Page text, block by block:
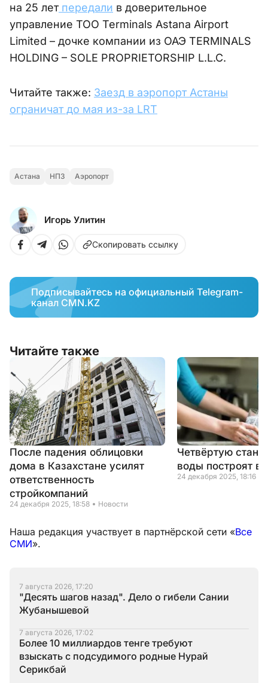
на 25 летпередали в доверительное
управление ТОО Terminals Astana Airport
Limited – дочке компании из ОАЭ TERMINALS
HOLDING – SOLE PROPRIETORSHIP L.L.C.
Читайте также: Заезд в аэропорт Астаны
ограничат до мая из-за LRT
Астана НПЗ Аэропорт
Игорь Улитин
Скопировать ссылку
Подписывайтесь на официальный Telegram-
канал CMN.KZ
Читайте также
После падения облицовки
дома в Казахстане усилят
ответственность
стройкомпаний
24 декабря 2025, 18:58 Новости
Четвёртую
воды построят в
24 декабря 2025, 18:16
Наша редакция участвует в партнёрской сети «Все
СМИ».
7 августа 2026, 17:20
"Десять шагов назад". Дело о гибели Сании
Жубанышевой
7 августа 2026, 17:02
Более 10 миллиардов тенге требуют
взыскать с подсудимого родные Нурай
Серикбай